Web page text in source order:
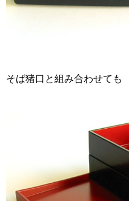
そば猪口と組み合わせても